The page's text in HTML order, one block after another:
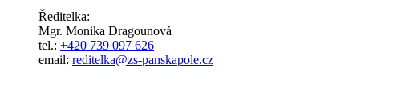
Ředitelka:
Mgr. Monika Dragounová
tel.: +420 739 097 626
email: reditelka@zs-panskapole.cz